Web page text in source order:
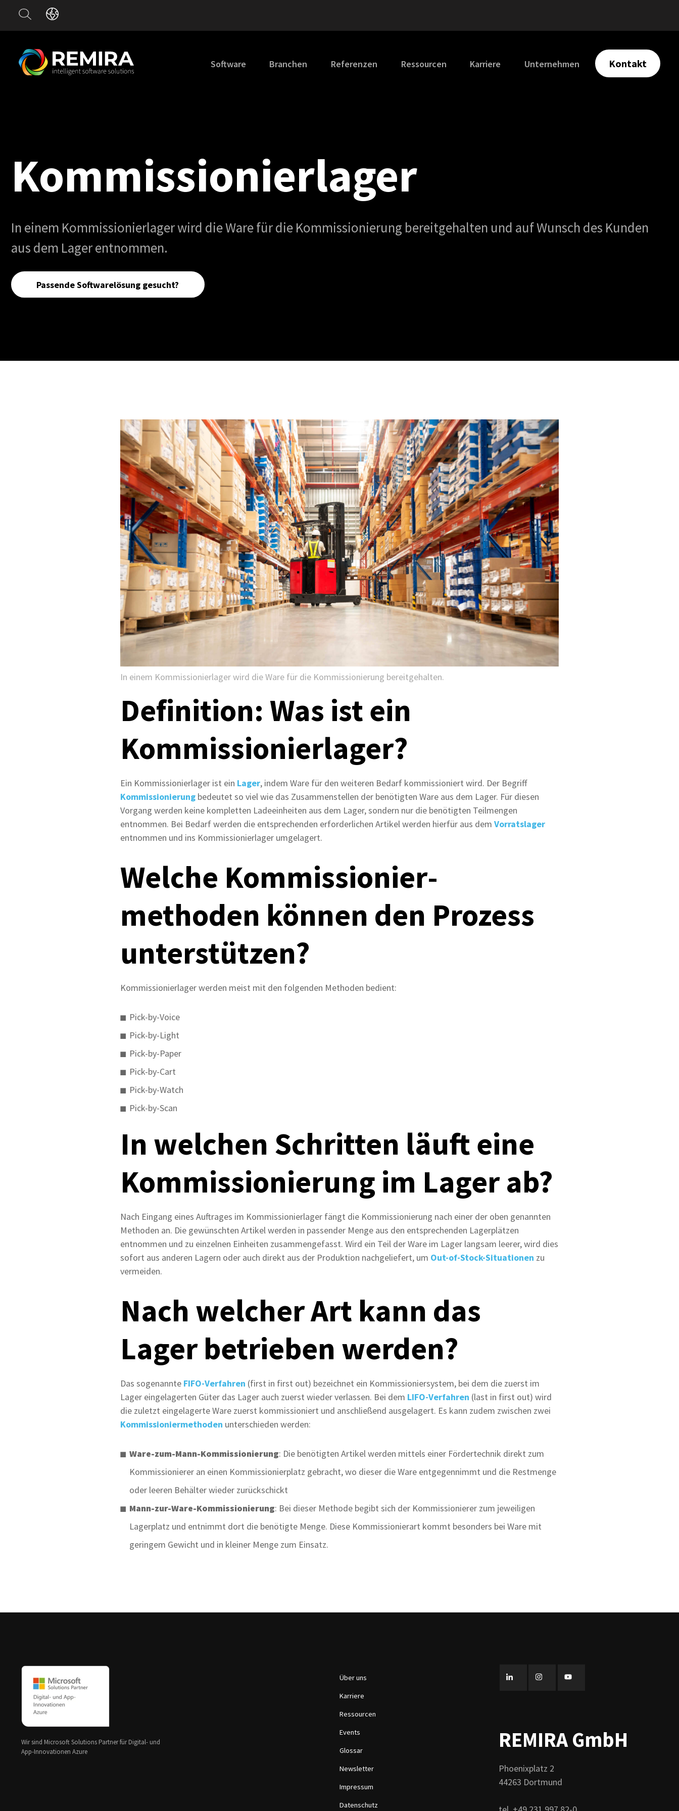
Software Branchen Referenzen Ressourcen Karriere Unternehmen Kontakt
Kommissio­nier­lager
In einem Kommissionierlager wird die Ware für die Kommissionierung bereitgehalten und auf Wunsch des Kunden
aus dem Lager entnommen.
Passende Softwarelösung gesucht?
In einem Kommissionierlager wird die Ware für die Kommissionierung bereitgehalten.
Definition: Was ist ein
Kommissionier­lager?
Ein Kommissionierlager ist ein Lager, indem Ware für den weiteren Bedarf kommissioniert wird. Der Begriff
Kommissionierung bedeutet so viel wie das Zusammenstellen der benötigten Ware aus dem Lager. Für diesen
Vorgang werden keine kompletten Ladeeinheiten aus dem Lager, sondern nur die benötigten Teilmengen
entnommen. Bei Bedarf werden die entsprechenden erforderlichen Artikel werden hierfür aus dem Vorratslager
entnommen und ins Kommissionierlager umgelagert.
Welche Kommissionier­
methoden können den Prozess
unterstützen?
Kommissionierlager werden meist mit den folgenden Methoden bedient:
Pick-by-Voice
Pick-by-Light
Pick-by-Paper
Pick-by-Cart
Pick-by-Watch
Pick-by-Scan
In welchen Schritten läuft eine
Kommissionierung im Lager ab?
Nach Eingang eines Auftrages im Kommissionierlager fängt die Kommissionierung nach einer der oben genannten
Methoden an. Die gewünschten Artikel werden in passender Menge aus den entsprechenden Lagerplätzen
entnommen und zu einzelnen Einheiten zusammengefasst. Wird ein Teil der Ware im Lager langsam leerer, wird dies
sofort aus anderen Lagern oder auch direkt aus der Produktion nachgeliefert, um Out-of-Stock-Situationen zu
vermeiden.
Nach welcher Art kann das
Lager betrieben werden?
Das sogenannte FIFO-Verfahren (first in first out) bezeichnet ein Kommissioniersystem, bei dem die zuerst im
Lager eingelagerten Güter das Lager auch zuerst wieder verlassen. Bei dem LIFO-Verfahren (last in first out) wird
die zuletzt eingelagerte Ware zuerst kommissioniert und anschließend ausgelagert. Es kann zudem zwischen zwei
Kommissioniermethoden unterschieden werden:
Ware-zum-Mann-Kommissionierung: Die benötigten Artikel werden mittels einer Fördertechnik direkt zum
Kommissionierer an einen Kommissionierplatz gebracht, wo dieser die Ware entgegennimmt und die Restmenge
oder leeren Behälter wieder zurückschickt
Mann-zur-Ware-Kommissionierung: Bei dieser Methode begibt sich der Kommissionierer zum jeweiligen
Lagerplatz und entnimmt dort die benötigte Menge. Diese Kommissionierart kommt besonders bei Ware mit
geringem Gewicht und in kleiner Menge zum Einsatz.
Wir sind Microsoft Solutions Partner für Digital- und
App-Innovationen Azure
Über uns
Karriere
Ressourcen
Events
Glossar
Newsletter
Impressum
Datenschutz
REMIRA GmbH
Phoenixplatz 2
44263 Dortmund